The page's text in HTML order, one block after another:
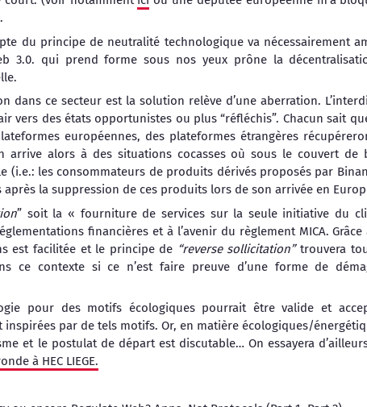
du principe de neutralité technologique va nécessairement
3.0. qui prend forme sous nos yeux prône la
dans ce secteur est la solution relève d’une aberration.
vers des états opportunistes ou plus “réfléchis”. Chacun sait
européennes, des plateformes étrangères
arrive alors à des situations cocasses où sous le couvert de
(i.e.: les consommateurs de produits dérivés proposés par
la suppression de ces produits lors de son arrivée en
” soit la « fourniture de services sur la seule initiative du
financières et à l’avenir du règlement MICA. Grâce
est facilitée et le principe de “reverse sollicitation”trouvera
ce contexte si ce n’est faire preuve d’une forme de
pour des motifs écologiques pourrait être valide et
inspirées par de tels motifs. Or, en matière écologiques/
et le postulat de départ est discutable… On essayera d’ailleurs
à HEC LIEGE.